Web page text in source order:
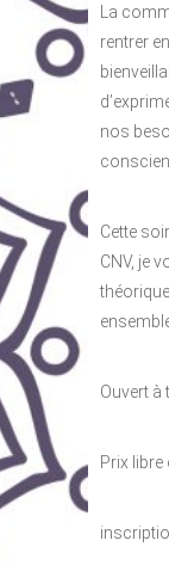
La
rentrer
nos
Cette
CNV, je
Ouvert à
Prix